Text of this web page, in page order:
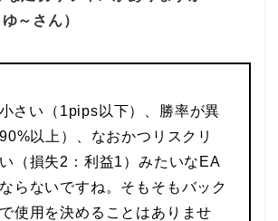
～さん）
さい（1pips以下）、勝率が異
以上）、なおかつリスクリ
（損失2：利益1）みたいなEA
らないですね。そもそもバック
使用を決めることはありませ